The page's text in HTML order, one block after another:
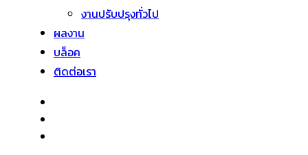
งานปรับปรุงทั่วไป
ผลงาน
บล็อค
ติดต่อเรา